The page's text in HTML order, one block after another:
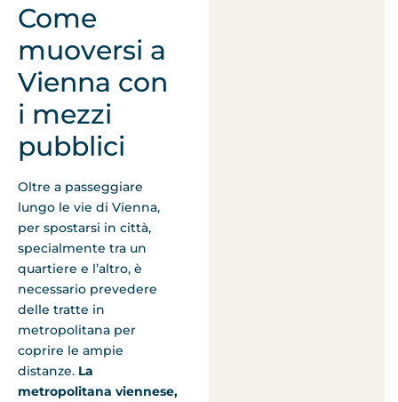
Come
muoversi a
Vienna con
i mezzi
pubblici
Oltre a passeggiare
lungo le vie di Vienna,
per spostarsi in città,
specialmente tra un
quartiere e l’altro, è
necessario prevedere
delle tratte in
metropolitana per
coprire le ampie
distanze. La
metropolitana viennese,